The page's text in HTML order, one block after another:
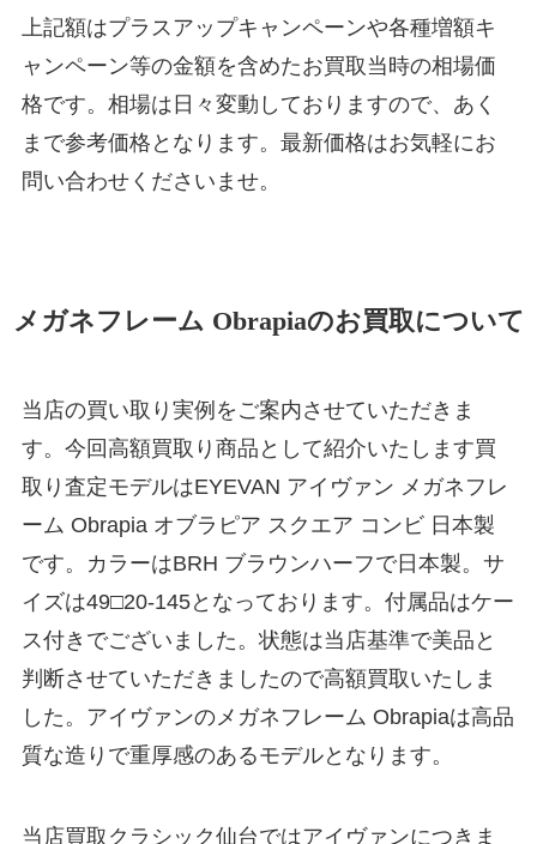
上記額はプラスアップキャンペーンや各種増額キ
ャンペーン等の金額を含めたお買取当時の相場価
格です。相場は日々変動しておりますので、あく
まで参考価格となります。最新価格はお気軽にお
問い合わせくださいませ。
メガネフレーム Obrapiaのお買取について
当店の買い取り実例をご案内させていただきま
す。今回高額買取り商品として紹介いたします買
取り査定モデルはEYEVAN アイヴァン メガネフレ
ーム Obrapia オブラピア スクエア コンビ 日本製
です。カラーはBRH ブラウンハーフで日本製。サ
イズは49□20-145となっております。付属品はケー
ス付きでございました。状態は当店基準で美品と
判断させていただきましたので高額買取いたしま
した。アイヴァンのメガネフレーム Obrapiaは高品
質な造りで重厚感のあるモデルとなります。
当店買取クラシック仙台ではアイヴァンにつきま